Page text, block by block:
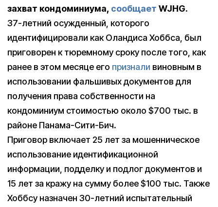
захват кондоминиума, сообщает WJHG.
37-летний осужденный, которого
идентифицировали как Оландиса Хоббса, был
приговорен к тюремному сроку после того, как
ранее в этом месяце его признали виновным в
использовании фальшивых документов для
получения права собственности на
кондоминиум стоимостью около $700 тыс. в
районе Панама-Сити-Бич.
Приговор включает 25 лет за мошенническое
использование идентификационной
информации, подделку и подлог документов и
15 лет за кражу на сумму более $100 тыс. Также
Хоббсу назначен 30-летний испытательный